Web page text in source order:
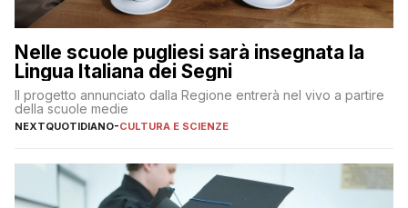
Nelle scuole pugliesi sarà insegnata la
Lingua Italiana dei Segni
Il progetto annunciato dalla Regione entrerà nel vivo a partire
della scuole medie
NEXTQUOTIDIANO-CULTURA E SCIENZE